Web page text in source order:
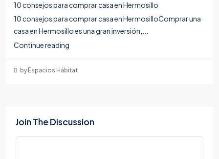
10 consejos para comprar casa en Hermosillo
10 consejos para comprar casa en HermosilloComprar una
casa en Hermosillo es una gran inversión,...
Continue reading
by Espacios Hábitat
Join The Discussion